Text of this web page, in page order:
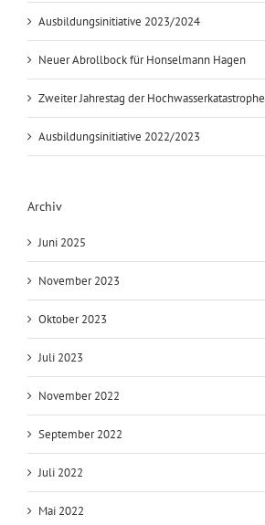
Ausbildungsinitiative 2023/2024
Neuer Abrollbock für Honselmann Hagen
Zweiter Jahrestag der Hochwasserkatastrophe
Ausbildungsinitiative 2022/2023
Archiv
Juni 2025
November 2023
Oktober 2023
Juli 2023
November 2022
September 2022
Juli 2022
Mai 2022